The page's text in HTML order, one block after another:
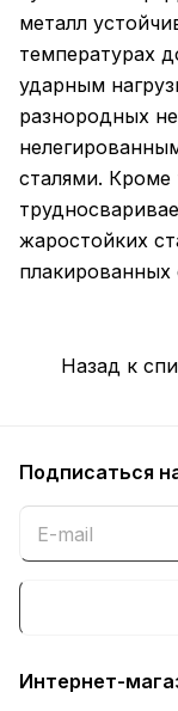
металл
температурах
ударным
разнородных
сталями. Кроме
жаростойких
плакированных
Назад к
Подписаться
Интернет-